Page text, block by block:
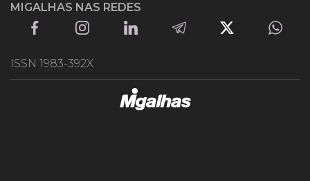
MIGALHAS NAS REDES
ISSN 1983-392X